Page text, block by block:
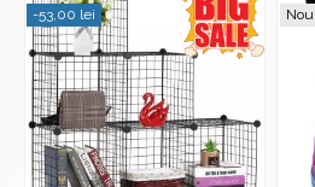
-53,00 lei
Nou